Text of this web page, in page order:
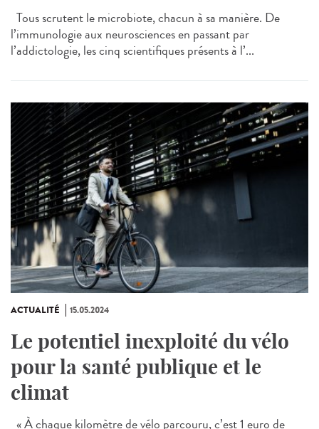
Tous scrutent le microbiote, chacun à sa manière. De
l’immunologie aux neurosciences en passant par
l’addictologie, les cinq scientifiques présents à l’...
ACTUALITÉ 15.05.2024
Le potentiel inexploité du vélo
pour la santé publique et le
climat
« À chaque kilomètre de vélo parcouru, c’est 1 euro de